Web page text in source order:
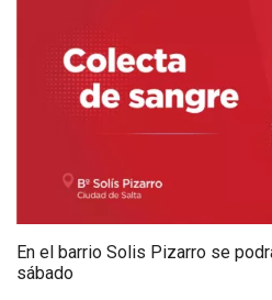
En el barrio Solis Pizarro se
sábado